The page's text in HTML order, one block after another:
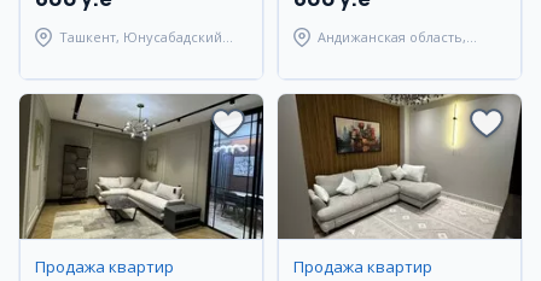
Ташкент, Юнусабадский
Андижанская область,
Продажа квартир Продажа квартир